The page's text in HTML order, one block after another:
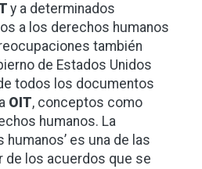
y a determinados
a los derechos humanos
también
de Estados Unidos
todos los documentos
OIT, conceptos como
humanos. La
humanos’ es una de las
de los acuerdos que se